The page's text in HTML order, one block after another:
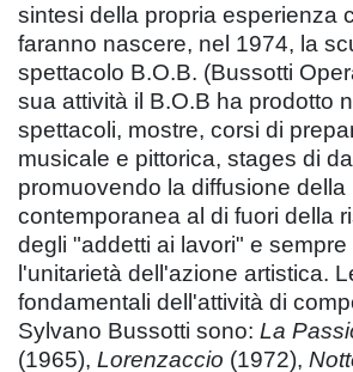
sintesi della propria esperienza
faranno nascere, nel 1974, la
spettacolo B.O.B. (Bussotti
sua attività il B.O.B ha prodotto
spettacoli, mostre, corsi di
musicale e pittorica, stages di
promuovendo la diffusione della
contemporanea al di fuori della
degli "addetti ai lavori" e
l'unitarietà dell'azione artistica.
fondamentali dell'attività di
Sylvano Bussotti sono: La
(1965), Lorenzaccio (1972),